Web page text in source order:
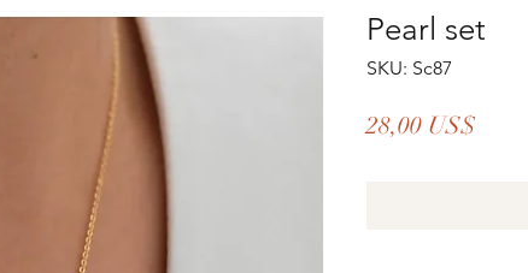
Pearl set
SKU: Sc87
28,00 US$